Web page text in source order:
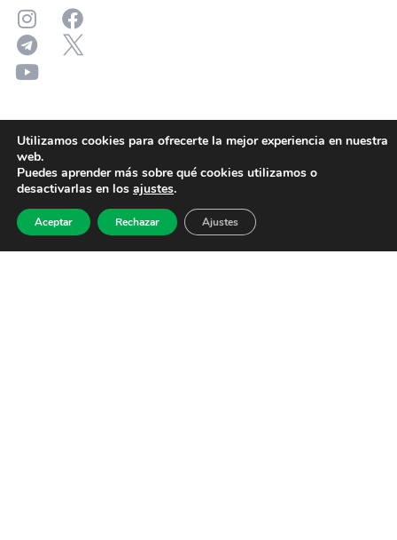
Utilizamos cookies para ofrecerte la mejor experiencia en nuestra
web.
Puedes aprender más sobre qué cookies utilizamos o
desactivarlas en los ajustes.
Aceptar Rechazar Ajustes